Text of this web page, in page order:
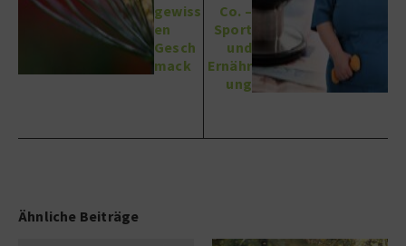
gewiss
en
Gesch
mack
Co. –
Sport
und
Ernähr
ung
Ähnliche Beiträge